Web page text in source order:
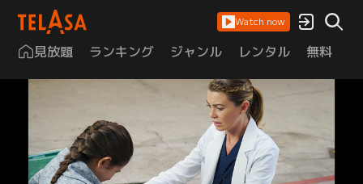
Watch now
見放題 ランキング ジャンル レンタル 無料